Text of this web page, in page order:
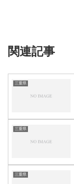
関連記事
三重県
三重県
三重県